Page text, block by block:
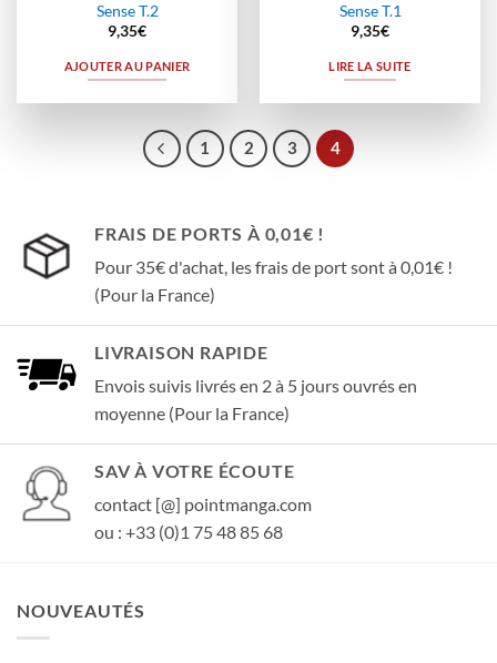
Sense T.2
9,35€
AJOUTER AU PANIER
Sense T.1
9,35€
LIRE LA SUITE
1 2 3 4
FRAIS DE PORTS À 0,01€ !
Pour 35€ d'achat, les frais de port sont à 0,01€ !
(Pour la France)
LIVRAISON RAPIDE
Envois suivis livrés en 2 à 5 jours ouvrés en
moyenne (Pour la France)
SAV À VOTRE ÉCOUTE
contact [@] pointmanga.com
ou : +33 (0)1 75 48 85 68
NOUVEAUTÉS